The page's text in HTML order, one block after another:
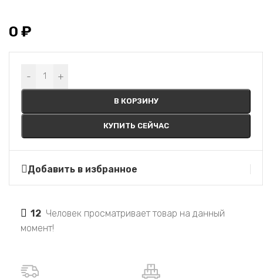
0 ₽
- +
В КОРЗИНУ
КУПИТЬ СЕЙЧАС
Alternative:
Добавить в избранное
12 Человек просматривает товар на данный
момент!